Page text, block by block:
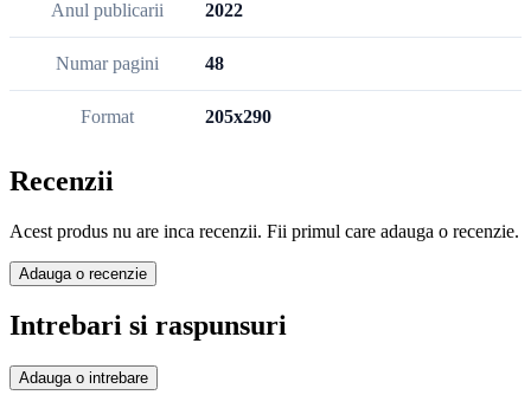
Anul publicarii 2022
Numar pagini 48
Format 205x290
Recenzii
Acest produs nu are inca recenzii. Fii primul care adauga o recenzie.
Adauga o recenzie
Intrebari si raspunsuri
Adauga o intrebare